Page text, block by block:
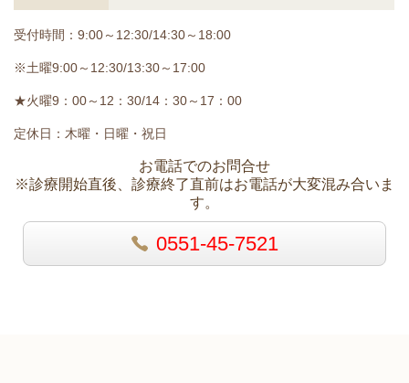
受付時間：9:00～12:30/14:30～18:00
※土曜9:00～12:30/13:30～17:00
★火曜9：00～12：30/14：30～17：00
定休日：木曜・日曜・祝日
お電話でのお問合せ
※診療開始直後、診療終了直前はお電話が大変混み合いま
す。
0551-45-7521